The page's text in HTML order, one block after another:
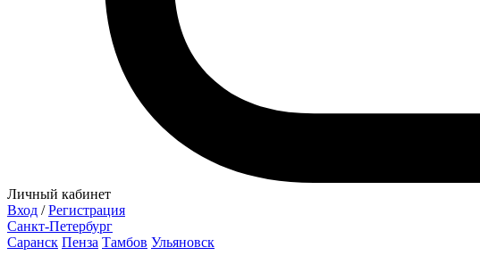
Личный кабинет
Вход / Регистрация
Санкт-Петербург
Саранск Пенза Тамбов Ульяновск